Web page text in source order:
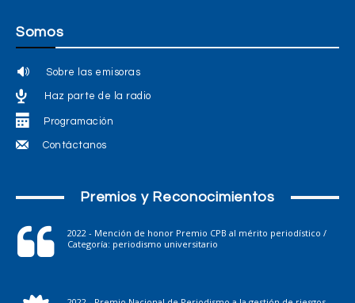
Somos
Sobre las emisoras
Haz parte de la radio
Programación
Contáctanos
Premios y Reconocimientos
2022 - Mención de honor Premio CPB al mérito periodístico /
Categoría: periodismo universitario